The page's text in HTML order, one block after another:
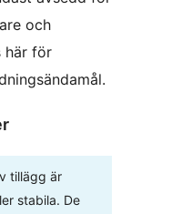
och
här för
tillägg är
stabila. De